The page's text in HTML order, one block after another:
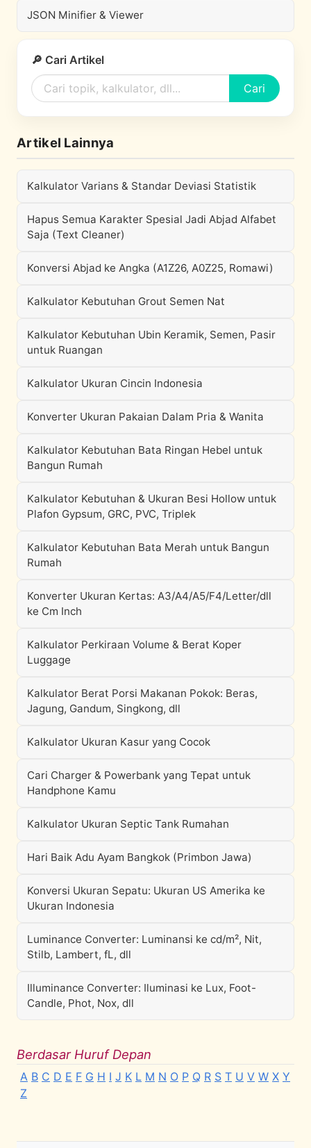
JSON Minifier & Viewer
🔎 Cari Artikel
Cari
Artikel Lainnya
Kalkulator Varians & Standar Deviasi Statistik
Hapus Semua Karakter Spesial Jadi Abjad Alfabet
Saja (Text Cleaner)
Konversi Abjad ke Angka (A1Z26, A0Z25, Romawi)
Kalkulator Kebutuhan Grout Semen Nat
Kalkulator Kebutuhan Ubin Keramik, Semen, Pasir
untuk Ruangan
Kalkulator Ukuran Cincin Indonesia
Konverter Ukuran Pakaian Dalam Pria & Wanita
Kalkulator Kebutuhan Bata Ringan Hebel untuk
Bangun Rumah
Kalkulator Kebutuhan & Ukuran Besi Hollow untuk
Plafon Gypsum, GRC, PVC, Triplek
Kalkulator Kebutuhan Bata Merah untuk Bangun
Rumah
Konverter Ukuran Kertas: A3/A4/A5/F4/Letter/dll
ke Cm Inch
Kalkulator Perkiraan Volume & Berat Koper
Luggage
Kalkulator Berat Porsi Makanan Pokok: Beras,
Jagung, Gandum, Singkong, dll
Kalkulator Ukuran Kasur yang Cocok
Cari Charger & Powerbank yang Tepat untuk
Handphone Kamu
Kalkulator Ukuran Septic Tank Rumahan
Hari Baik Adu Ayam Bangkok (Primbon Jawa)
Konversi Ukuran Sepatu: Ukuran US Amerika ke
Ukuran Indonesia
Luminance Converter: Luminansi ke cd/m², Nit,
Stilb, Lambert, fL, dll
Illuminance Converter: Iluminasi ke Lux, Foot-
Candle, Phot, Nox, dll
Berdasar Huruf Depan
A B C D E F G H I J K L M N O P Q R S T U V W X Y
Z